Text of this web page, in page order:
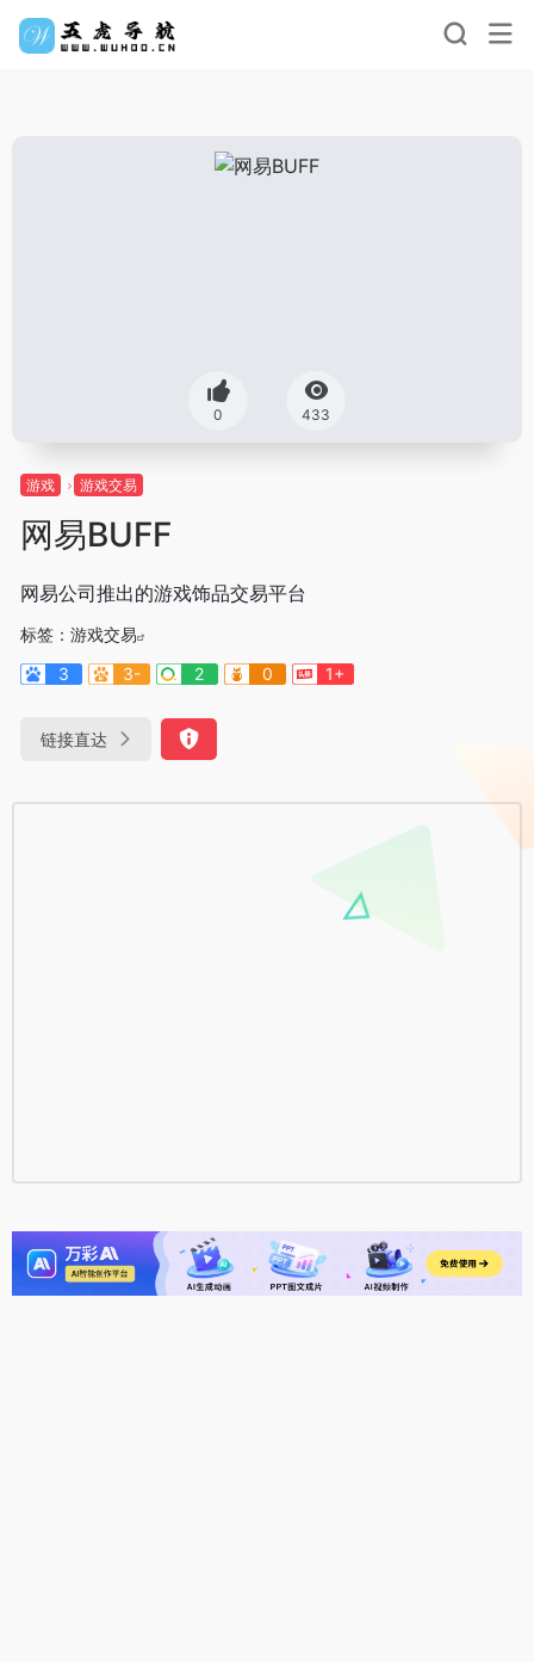
0 433
游戏 游戏交易
网易BUFF
网易公司推出的游戏饰品交易平台
标签： 游戏交易
3
3- 2 0 1+
链接直达